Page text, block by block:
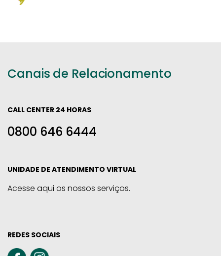
Canais de Relacionamento
CALL CENTER 24 HORAS
0800 646 6444
UNIDADE DE ATENDIMENTO VIRTUAL
Acesse aqui os nossos serviços.
REDES SOCIAIS